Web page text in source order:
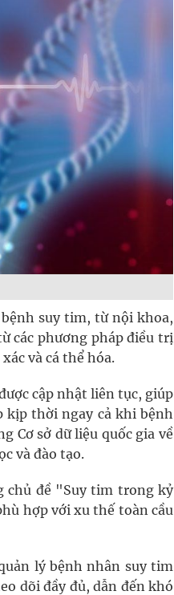
suy tim, từ nội khoa,
các phương pháp điều trị
và cá thể hóa.
cập nhật liên tục, giúp
kịp thời ngay cả khi bệnh
Cơ sở dữ liệu quốc gia về
và đào tạo.
chủ đề "Suy tim trong kỷ
hợp với xu thế toàn cầu
lý bệnh nhân suy tim
dõi đầy đủ, dẫn đến khó